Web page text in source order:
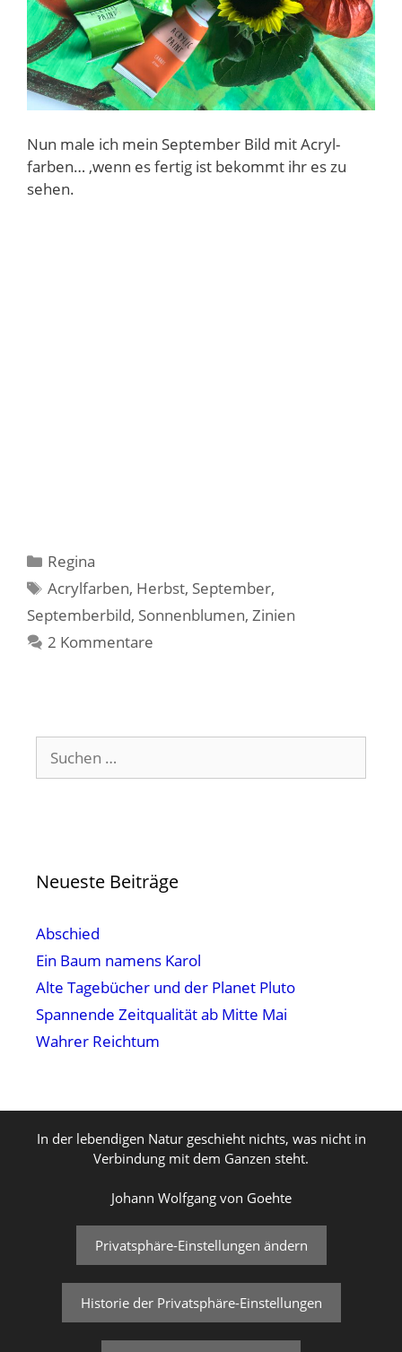
Nun male ich mein September Bild mit Acryl-
farben… ,wenn es fertig ist bekommt ihr es zu
sehen.
Kategorien
Regina
Schlagwörter
Acrylfarben, Herbst, September,
Septemberbild, Sonnenblumen, Zinien
2 Kommentare
Suchen
nach:
Neueste Beiträge
Abschied
Ein Baum namens Karol
Alte Tagebücher und der Planet Pluto
Spannende Zeitqualität ab Mitte Mai
Wahrer Reichtum
In der lebendigen Natur geschieht nichts, was nicht in
Verbindung mit dem Ganzen steht.
Johann Wolfgang von Goehte
Privatsphäre-Einstellungen ändern
Historie der Privatsphäre-Einstellungen